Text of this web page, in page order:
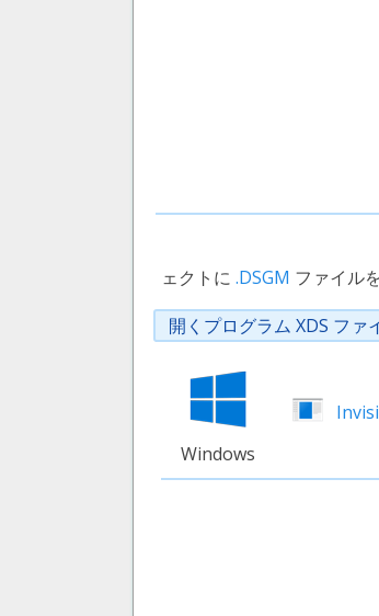
ェクトに .DSGM ファイル
開くプログラム XDS ファ
Windows